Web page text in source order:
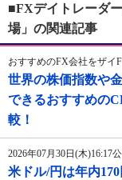
■FXデイトレーダ
場」の関連記事
おすすめのFX会社をザイ
世界の株価指数や
できるおすすめの
較！
2026年07月30日(木
米ドル/円は年内